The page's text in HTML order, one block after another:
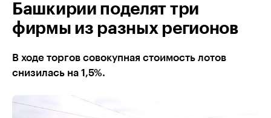
Башкирии поделят три
фирмы из разных регионов
В ходе торгов совокупная стоимость лотов
снизилась на 1,5%.